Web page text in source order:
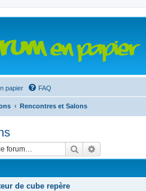
papier FAQ
Rencontres et Salons
Rechercher
de cube repère